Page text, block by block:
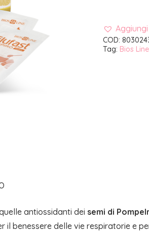
COD:
Tag: Bios Line
antiossidanti dei semi di
il benessere delle vie respiratorie e